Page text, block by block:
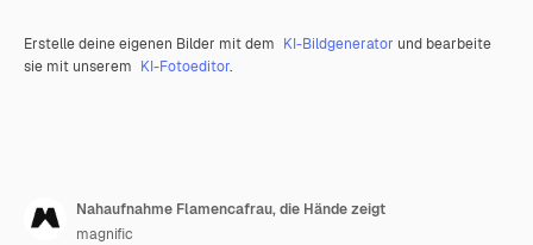
Erstelle deine eigenen Bilder mit dem KI-Bildgenerator und bearbeite
sie mit unserem KI-Fotoeditor.
Nahaufnahme Flamencafrau, die Hände zeigt
magnific